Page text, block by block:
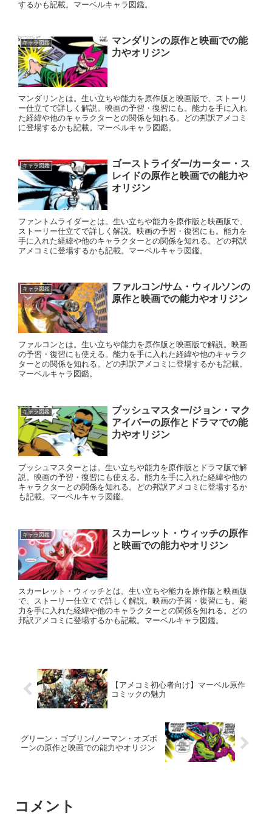
するかも記載。マーベルキャラ図鑑。
キャラ図鑑
マンダリンの原作と映画での能
力やオリジン
マンダリンとは。生い立ちや能力を原作版と映画版で、ストーリ
ー仕立てで詳しく解説。映画の予習・復習にも。能力を手に入れ
た経緯や他のキャラクターとの関係を知れる。どの邦訳アメコミ
に登場するかも記載。マーベルキャラ図鑑。
キャラ図鑑
ゴーストライダー/カーター・ス
レイドの原作と映画での能力や
オリジン
ファントムライダーとは。生い立ちや能力を原作版と映画版で、
ストーリー仕立てで詳しく解説。映画の予習・復習にも。能力を
手に入れた経緯や他のキャラクターとの関係を知れる。どの邦訳
アメコミに登場するかも記載。マーベルキャラ図鑑。
キャラ図鑑
ファルコン/サム・ウィルソンの
原作と映画での能力やオリジン
ファルコンとは。生い立ちや能力を原作版と映画版で解説。映画
の予習・復習にも使える。能力を手に入れた経緯や他のキャラク
ターとの関係を知れる。どの邦訳アメコミに登場するかも記載。
マーベルキャラ図鑑。
キャラ図鑑
ブッシュマスター/ジョン・マク
アイバーの原作とドラマでの能
力やオリジン
ブッシュマスターとは。生い立ちや能力を原作版とドラマ版で解
説。映画の予習・復習にも使える。能力を手に入れた経緯や他の
キャラクターとの関係を知れる。どの邦訳アメコミに登場するか
も記載。マーベルキャラ図鑑。
キャラ図鑑
スカーレット・ウィッチの原作
と映画での能力やオリジン
スカーレット・ウィッチとは。生い立ちや能力を原作版と映画版
で、ストーリー仕立てで詳しく解説。映画の予習・復習にも。能
力を手に入れた経緯や他のキャラクターとの関係を知れる。どの
邦訳アメコミに登場するかも記載。マーベルキャラ図鑑。
【アメコミ初心者向け】マーベル原作
コミックの魅力
グリーン・ゴブリン/ノーマン・オズボ
ーンの原作と映画での能力やオリジン
コメント